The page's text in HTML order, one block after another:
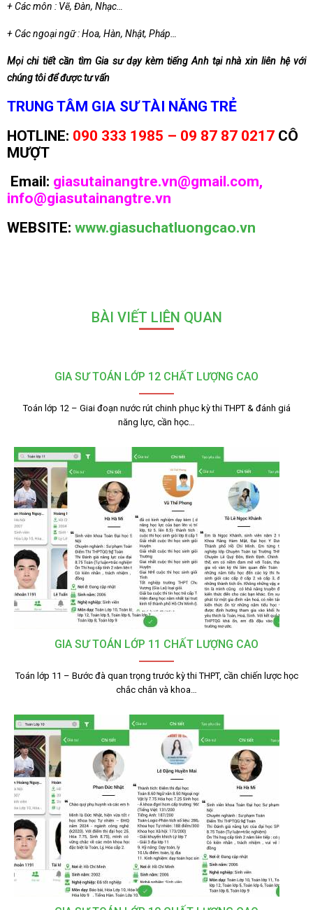
+ Các môn : Vẽ, Đàn, Nhạc…
+ Các ngoại ngữ : Hoa, Hàn, Nhật, Pháp…
Mọi chi tiết cần tìm Gia sư dạy kèm tiếng Anh tại nhà xin liên hệ với
chúng tôi để được tư vấn
TRUNG TÂM GIA SƯ TÀI NĂNG TRẺ
HOTLINE: 090 333 1985 – 09 87 87 0217 CÔ
MƯỢT
Email: giasutainangtre.vn@gmail.com,
info@giasutainangtre.vn
WEBSITE: www.giasuchatluongcao.vn
BÀI VIẾT LIÊN QUAN
GIA SƯ TOÁN LỚP 12 CHẤT LƯỢNG CAO
Toán lớp 12 – Giai đoạn nước rút chinh phục kỳ thi THPT & đánh giá
năng lực, cần học…
GIA SƯ TOÁN LỚP 11 CHẤT LƯỢNG CAO
Toán lớp 11 – Bước đà quan trọng trước kỳ thi THPT, cần chiến lược học
chắc chắn và khoa…